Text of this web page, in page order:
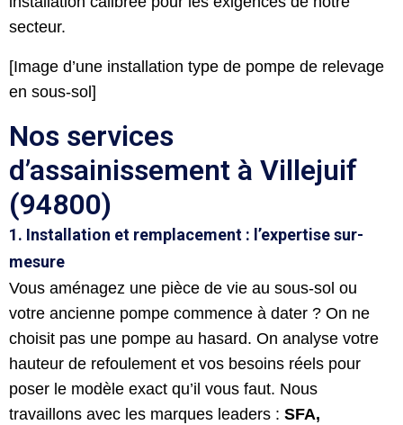
secteur.
[Image d’une installation type de pompe de relevage
en sous-sol]
Nos services
d’assainissement à Villejuif
(94800)
1. Installation et remplacement : l’expertise sur-
mesure
Vous aménagez une pièce de vie au sous-sol ou
votre ancienne pompe commence à dater ? On ne
choisit pas une pompe au hasard. On analyse votre
hauteur de refoulement et vos besoins réels pour
poser le modèle exact qu’il vous faut. Nous
travaillons avec les marques leaders : SFA,